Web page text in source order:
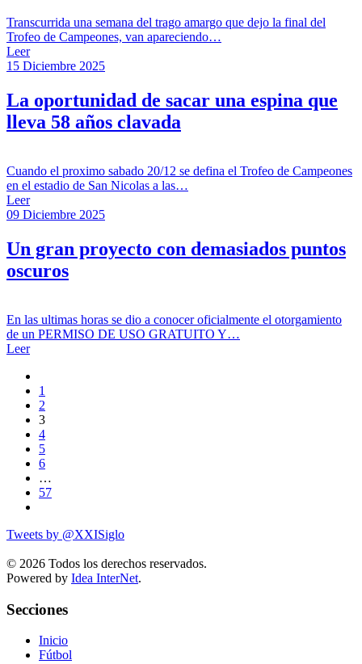
Transcurrida una semana del trago amargo que dejo la final del
Trofeo de Campeones, van apareciendo…
Leer
15 Diciembre 2025
La oportunidad de sacar una espina que
lleva 58 años clavada
Cuando el proximo sabado 20/12 se defina el Trofeo de Campeones
en el estadio de San Nicolas a las…
Leer
09 Diciembre 2025
Un gran proyecto con demasiados puntos
oscuros
En las ultimas horas se dio a conocer oficialmente el otorgamiento
de un PERMISO DE USO GRATUITO Y…
Leer
1
2
3
4
5
6
…
57
Tweets by @XXISiglo
© 2026 Todos los derechos reservados.
Powered by Idea InterNet.
Secciones
Inicio
Fútbol